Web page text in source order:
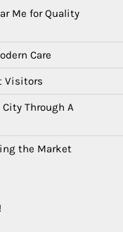
Me for Quality
Care
Visitors
City Through A
the Market